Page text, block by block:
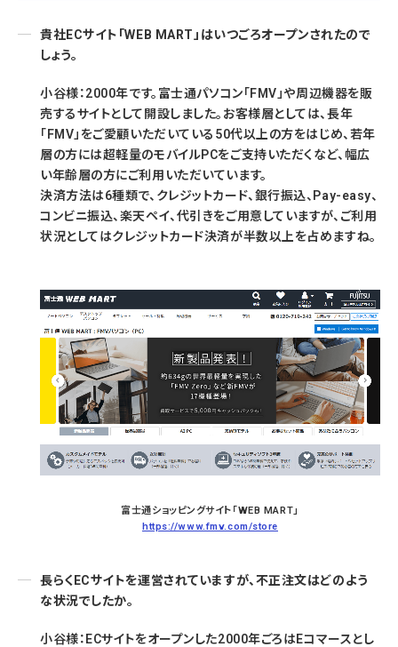
貴社ECサイト「WEB MART」はいつごろオープンされたので
しょう。
小谷様：2000年です。富士通パソコン「FMV」や周辺機器を販
売するサイトとして開設しました。お客様層としては、長年
「FMV」をご愛顧いただいている50代以上の方をはじめ、若年
層の方には超軽量のモバイルPCをご支持いただくなど、幅広
い年齢層の方にご利用いただいています。
決済方法は6種類で、クレジットカード、銀行振込、Pay-easy、
コンビニ振込、楽天ペイ、代引きをご用意していますが、ご利用
状況としてはクレジットカード決済が半数以上を占めますね。
富士通ショッピングサイト「WEB MART」
https://www.fmv.com/store
長らくECサイトを運営されていますが、不正注文はどのよう
な状況でしたか。
小谷様：ECサイトをオープンした2000年ごろはEコマースとし